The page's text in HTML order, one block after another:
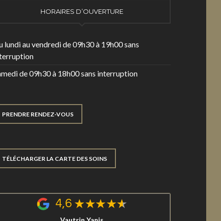
HORAIRES D’OUVERTURE
lundi au vendredi de 09h30 à 19h00 sans
de 09h30 à 18h00 sans interruption
PRENDRE RENDEZ-VOUS
TÉLÉCHARGER LA CARTE DES SOINS
4,6